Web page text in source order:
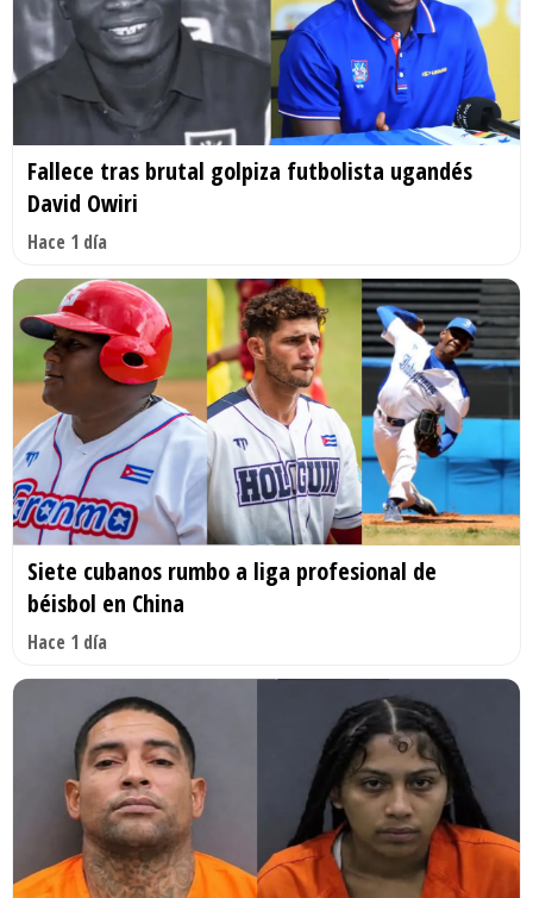
Fallece tras brutal golpiza futbolista ugandés
David Owiri
Hace 1 día
Siete cubanos rumbo a liga profesional de
béisbol en China
Hace 1 día